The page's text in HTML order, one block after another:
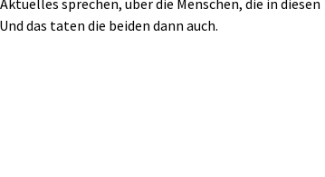
das taten die beiden dann auch.